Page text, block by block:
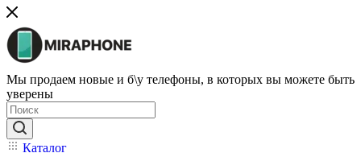
Мы продаем новые и б\у телефоны, в которых вы можете быть
уверены
Каталог